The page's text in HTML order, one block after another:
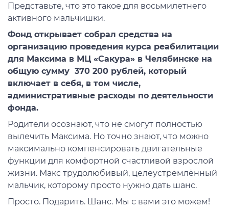
Представьте, что это такое для восьмилетнего
активного мальчишки.
Фонд открывает собрал средства на
организацию проведения курса реабилитации
для Максима в МЦ «Сакура» в Челябинске на
общую сумму 370 200 рублей, который
включает в себя, в том числе,
административные расходы по деятельности
фонда.
Родители осознают, что не смогут полностью
вылечить Максима. Но точно знают, что можно
максимально компенсировать двигательные
функции для комфортной счастливой взрослой
жизни. Макс трудолюбивый, целеустремлённый
мальчик, которому просто нужно дать шанс.
Просто. Подарить. Шанс. Мы с вами это можем!